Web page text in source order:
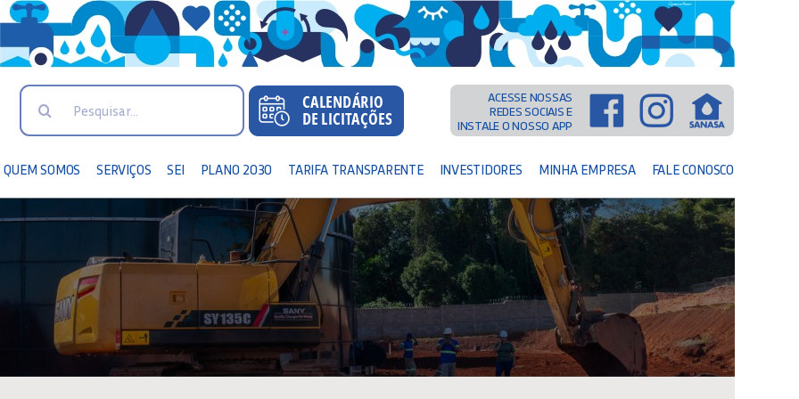
Search
ACESSE NOSSAS
REDES SOCIAIS E
INSTALE O NOSSO APP
QUEM SOMOS SERVIÇOS SEI PLANO 2030 TARIFA TRANSPARENTE INVESTIDORES MINHA EMPRESA FALE CONOSCO